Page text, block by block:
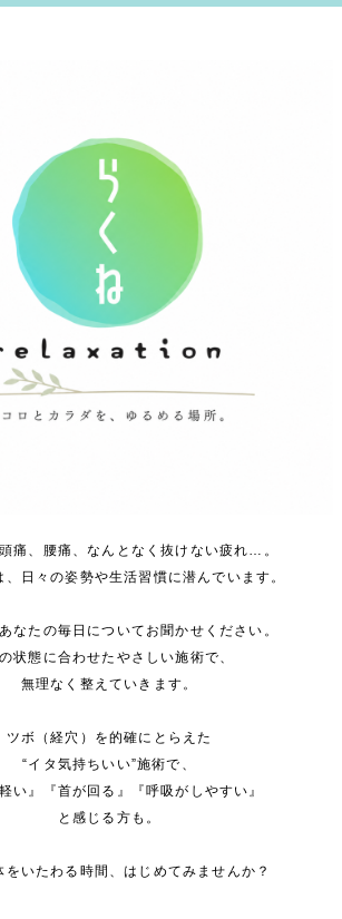
痛、腰痛、なんとなく抜けない疲れ…。
、日々の姿勢や生活習慣に潜んでいます。
なたの毎日についてお聞かせください。
状態に合わせたやさしい施術で、
無理なく整えていきます。
ツボ（経穴）を的確にとらえた
“イタ気持ちいい”施術で、
軽い』『首が回る』『呼吸がしやすい』
と感じる方も。
をいたわる時間、はじめてみませんか？